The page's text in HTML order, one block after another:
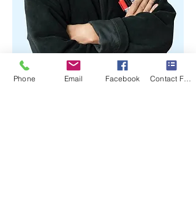
Phone Email Facebook Contact Form